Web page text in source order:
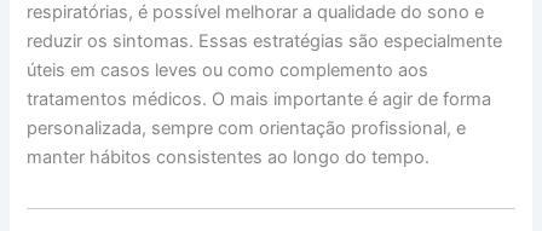
respiratórias, é possível melhorar a qualidade do sono e
reduzir os sintomas. Essas estratégias são especialmente
úteis em casos leves ou como complemento aos
tratamentos médicos. O mais importante é agir de forma
personalizada, sempre com orientação profissional, e
manter hábitos consistentes ao longo do tempo.